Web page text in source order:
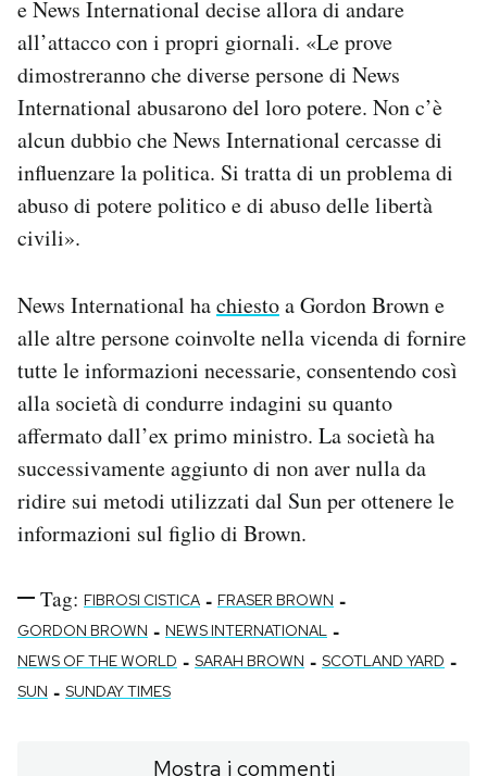
e News International decise allora di andare
all’attacco con i propri giornali. «Le prove
dimostreranno che diverse persone di News
International abusarono del loro potere. Non c’è
alcun dubbio che News International cercasse di
influenzare la politica. Si tratta di un problema di
abuso di potere politico e di abuso delle libertà
civili».
News International hachiestoa Gordon Brown e
alle altre persone coinvolte nella vicenda di fornire
tutte le informazioni necessarie, consentendo così
alla società di condurre indagini su quanto
affermato dall’ex primo ministro. La società ha
successivamente aggiunto di non aver nulla da
ridire sui metodi utilizzati dal Sun per ottenere le
informazioni sul figlio di Brown.
Tag: FIBROSI CISTICA - FRASER BROWN -
GORDON BROWN - NEWS INTERNATIONAL -
NEWS OF THE WORLD - SARAH BROWN - SCOTLAND YARD -
SUN - SUNDAY TIMES
Mostra i commenti